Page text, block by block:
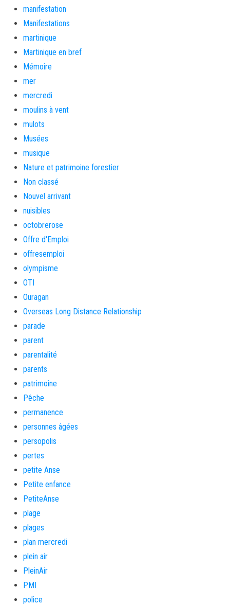
manifestation
Manifestations
martinique
Martinique en bref
Mémoire
mer
mercredi
moulins à vent
mulots
Musées
musique
Nature et patrimoine forestier
Non classé
Nouvel arrivant
nuisibles
octobrerose
Offre d'Emploi
offresemploi
olympisme
OTI
Ouragan
Overseas Long Distance Relationship
parade
parent
parentalité
parents
patrimoine
Pêche
permanence
personnes âgées
persopolis
pertes
petite Anse
Petite enfance
PetiteAnse
plage
plages
plan mercredi
plein air
PleinAir
PMI
police